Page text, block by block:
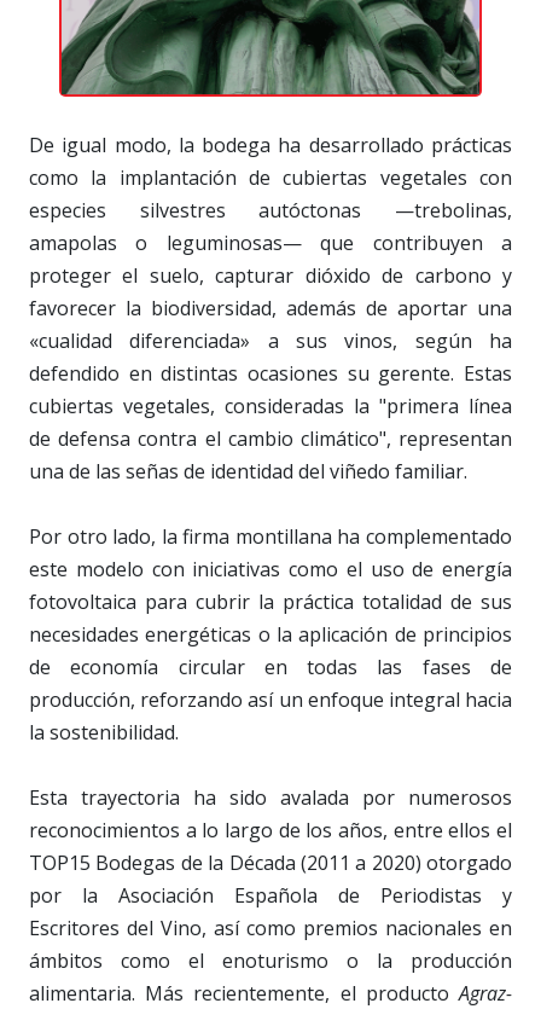
De igual modo, la bodega ha desarrollado prácticas
como la implantación de cubiertas vegetales con
especies silvestres autóctonas —trebolinas,
amapolas o leguminosas— que contribuyen a
proteger el suelo, capturar dióxido de carbono y
favorecer la biodiversidad, además de aportar una
«cualidad diferenciada» a sus vinos, según ha
defendido en distintas ocasiones su gerente. Estas
cubiertas vegetales, consideradas la "primera línea
de defensa contra el cambio climático", representan
una de las señas de identidad del viñedo familiar.
Por otro lado, la firma montillana ha complementado
este modelo con iniciativas como el uso de energía
fotovoltaica para cubrir la práctica totalidad de sus
necesidades energéticas o la aplicación de principios
de economía circular en todas las fases de
producción, reforzando así un enfoque integral hacia
la sostenibilidad.
Esta trayectoria ha sido avalada por numerosos
reconocimientos a lo largo de los años, entre ellos el
TOP15 Bodegas de la Década (2011 a 2020) otorgado
por la Asociación Española de Periodistas y
Escritores del Vino, así como premios nacionales en
ámbitos como el enoturismo o la producción
alimentaria. Más recientemente, el productoAgraz-